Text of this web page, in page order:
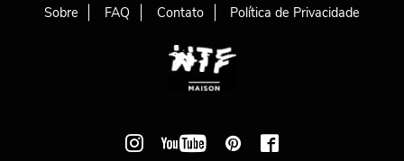
Sobre FAQ Contato Política de Privacidade